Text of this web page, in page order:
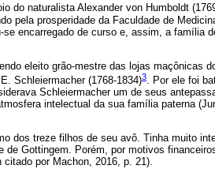
do naturalista Alexander von Humboldt
pela prosperidade da Faculdade de
encarregado de curso e, assim, a família
eleito grão-mestre das lojas maçônicas
Schleiermacher (1768-1834)3. Por ele foi
Schleiermacher um de seus
intelectual da sua família paterna
dos treze filhos de seu avô. Tinha muito
Gottingem. Porém, por motivos
por Machon, 2016, p. 21).